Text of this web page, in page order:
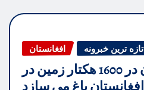
افغانستان تازه ترین خبرونه
ازبکستان در 1600 هکتار زمین در